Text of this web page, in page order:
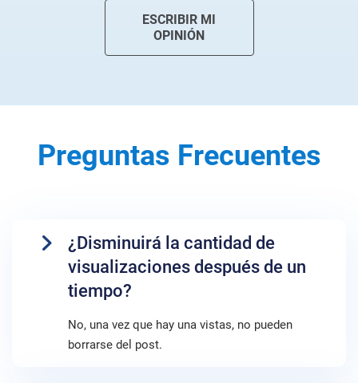
ESCRIBIR MI
OPINIÓN
Preguntas Frecuentes
¿Disminuirá la cantidad de
visualizaciones después de un
tiempo?
No, una vez que hay una vistas, no pueden
borrarse del post.